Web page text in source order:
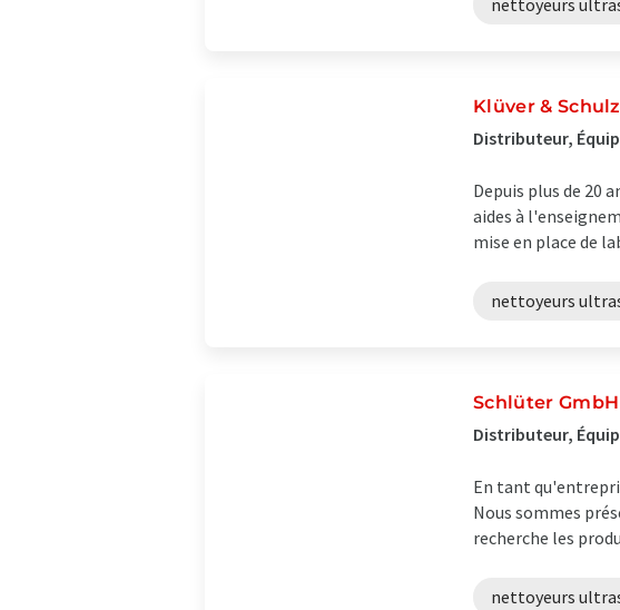
nettoyeurs
Klüver &
Distributeur,
Depuis plus de 20
aides à
mise en place de
nettoyeurs
Schlüter GmbH
Distributeur,
En tant
Nous sommes
recherche les
nettoyeurs